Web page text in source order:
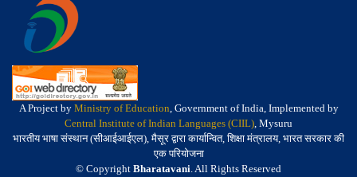
A Project by Ministry of Education, Government of India, Implemented by
Central Institute of Indian Languages (CIIL), Mysuru
भारतीय भाषा संस्थान (सीआईआईएल), मैसूर द्वारा कार्यान्वित, शिक्षा मंत्रालय, भारत सरकार की
एक परियोजना
© Copyright Bharatavani. All Rights Reserved